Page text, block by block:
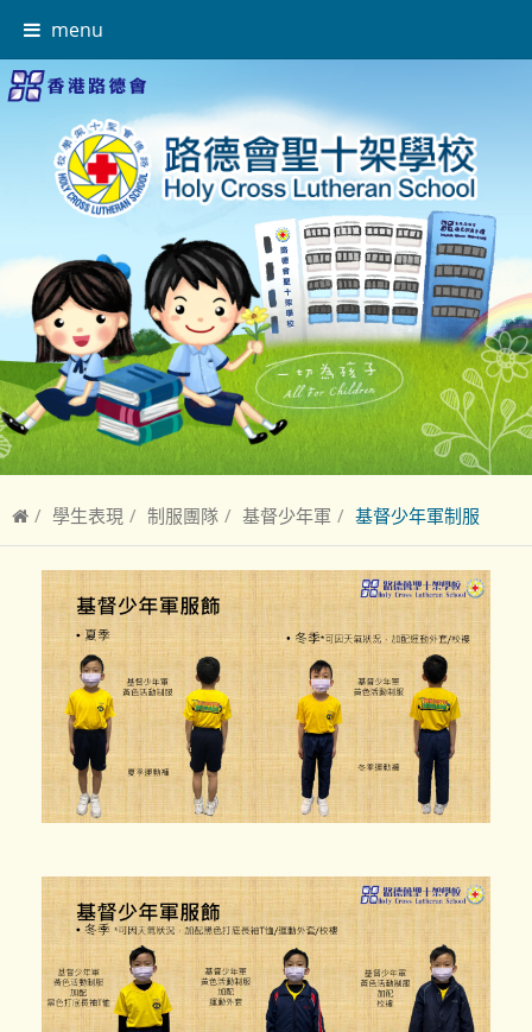
menu
學生表現 制服團隊 基督少年軍 基督少年軍制服